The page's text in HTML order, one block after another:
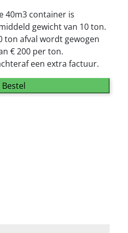
40m3 container is
gewicht van 10 ton.
ton afval wordt gewogen
€ 200 per ton.
een extra factuur.
Bestel